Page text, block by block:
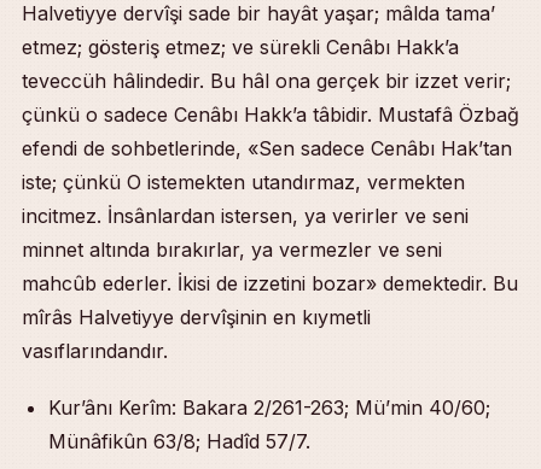
Halvetiyye dervîşi sade bir hayât yaşar; mâlda tama’
etmez; gösteriş etmez; ve sürekli Cenâbı Hakk’a
teveccüh hâlindedir. Bu hâl ona gerçek bir izzet verir;
çünkü o sadece Cenâbı Hakk’a tâbidir. Mustafâ Özbağ
efendi de sohbetlerinde, «Sen sadece Cenâbı Hak’tan
iste; çünkü O istemekten utandırmaz, vermekten
incitmez. İnsânlardan istersen, ya verirler ve seni
minnet altında bırakırlar, ya vermezler ve seni
mahcûb ederler. İkisi de izzetini bozar» demektedir. Bu
mîrâs Halvetiyye dervîşinin en kıymetli
vasıflarındandır.
Kur’ânı Kerîm: Bakara 2/261-263; Mü’min 40/60;
Münâfikûn 63/8; Hadîd 57/7.